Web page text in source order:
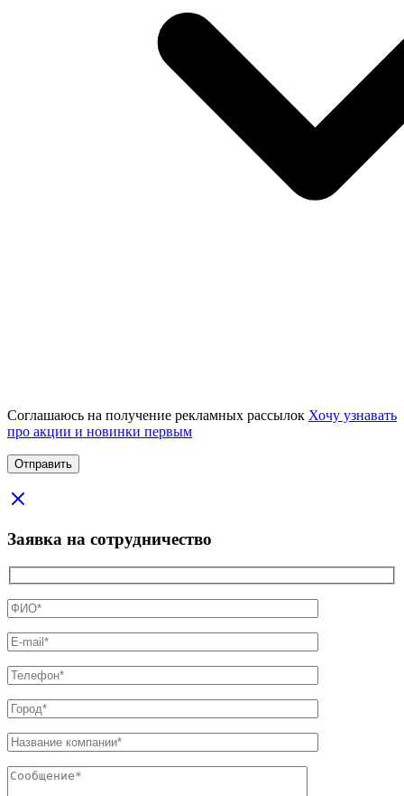
Соглашаюсь на получение рекламных рассылок Хочу узнавать
про акции и новинки первым
Заявка на сотрудничество